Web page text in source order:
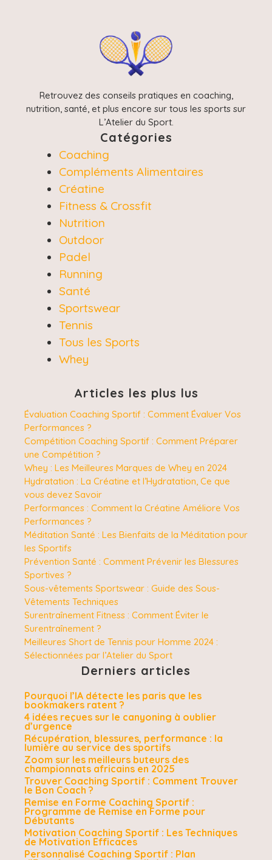
Retrouvez des conseils pratiques en coaching,
nutrition, santé, et plus encore sur tous les sports sur
L’Atelier du Sport.
Catégories
Coaching
Compléments Alimentaires
Créatine
Fitness & Crossfit
Nutrition
Outdoor
Padel
Running
Santé
Sportswear
Tennis
Tous les Sports
Whey
Articles les plus lus
Évaluation Coaching Sportif : Comment Évaluer Vos
Performances ?
Compétition Coaching Sportif : Comment Préparer
une Compétition ?
Whey : Les Meilleures Marques de Whey en 2024
Hydratation : La Créatine et l’Hydratation, Ce que
vous devez Savoir
Performances : Comment la Créatine Améliore Vos
Performances ?
Méditation Santé : Les Bienfaits de la Méditation pour
les Sportifs
Prévention Santé : Comment Prévenir les Blessures
Sportives ?
Sous-vêtements Sportswear : Guide des Sous-
Vêtements Techniques
Surentraînement Fitness : Comment Éviter le
Surentraînement ?
Meilleures Short de Tennis pour Homme 2024 :
Sélectionnées par l’Atelier du Sport
Derniers articles
Pourquoi l’IA détecte les paris que les
bookmakers ratent ?
4 idées reçues sur le canyoning à oublier
d’urgence
Récupération, blessures, performance : la
lumière au service des sportifs
Zoom sur les meilleurs buteurs des
championnats africains en 2025
Trouver Coaching Sportif : Comment Trouver
le Bon Coach ?
Remise en Forme Coaching Sportif :
Programme de Remise en Forme pour
Débutants
Motivation Coaching Sportif : Les Techniques
de Motivation Efficaces
Personnalisé Coaching Sportif : Plan